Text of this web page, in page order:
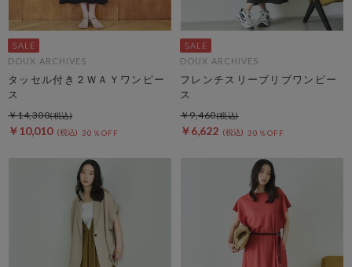
DOUX ARCHIVES
タッセル付き２ＷＡＹワンピー
ス
￥10,010 30％OFF
￥14,300
DOUX ARCHIVES
フレンチスリーブリブワンピー
ス
￥6,622 30％OFF
￥9,460